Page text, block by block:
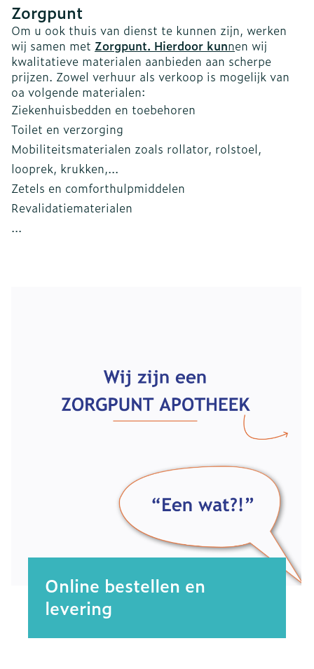
Zorgpunt
Om u ook thuis van dienst te kunnen zijn, werken
wij samen met Zorgpunt. Hierdoor kunnen wij
kwalitatieve materialen aanbieden aan scherpe
prijzen. Zowel verhuur als verkoop is mogelijk van
oa volgende materialen:
Ziekenhuisbedden en toebehoren
Toilet en verzorging
Mobiliteitsmaterialen zoals rollator, rolstoel,
looprek, krukken,...
Zetels en comforthulpmiddelen
Revalidatiematerialen
...
Online bestellen en
levering